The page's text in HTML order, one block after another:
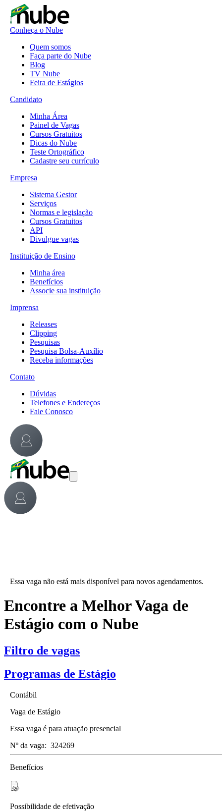
Conheça o Nube
Quem somos
Faça parte do Nube
Blog
TV Nube
Feira de Estágios
Candidato
Minha Área
Painel de Vagas
Cursos Gratuitos
Dicas do Nube
Teste Ortográfico
Cadastre seu currículo
Empresa
Sistema Gestor
Serviços
Normas e legislação
Cursos Gratuitos
API
Divulgue vagas
Instituição de Ensino
Minha área
Benefícios
Associe sua instituição
Imprensa
Releases
Clipping
Pesquisas
Pesquisa Bolsa-Auxílio
Receba informações
Contato
Dúvidas
Telefones e Endereços
Fale Conosco
Essa vaga não está mais disponível para novos agendamentos.
Encontre a Melhor Vaga de
Estágio com o Nube
Filtro de vagas
Programas de Estágio
Contábil
Vaga de Estágio
Essa vaga é para atuação presencial
Nº da vaga: 324269
Benefícios
Possibilidade de efetivação